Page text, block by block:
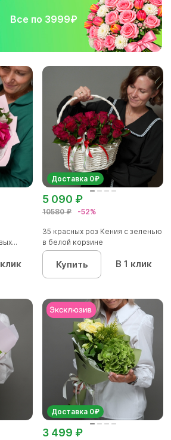
Все по 3999₽
Доставка 0₽
10580 ₽ -52%
5 090 ₽
35 красных роз Кения с зеленью
в белой корзине
Купить В 1 клик
Доставка 0₽
3 499 ₽